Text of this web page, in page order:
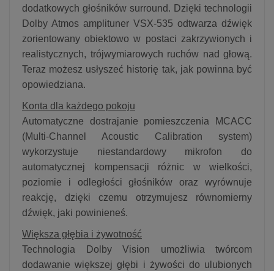
dodatkowych głośników surround. Dzięki technologii
Dolby Atmos amplituner VSX-535 odtwarza dźwięk
zorientowany obiektowo w postaci zakrzywionych i
realistycznych, trójwymiarowych ruchów nad głową.
Teraz możesz usłyszeć historię tak, jak powinna być
opowiedziana.
Konta dla każdego pokoju
Automatyczne dostrajanie pomieszczenia MCACC
(Multi-Channel Acoustic Calibration system)
wykorzystuje niestandardowy mikrofon do
automatycznej kompensacji różnic w wielkości,
poziomie i odległości głośników oraz wyrównuje
reakcję, dzięki czemu otrzymujesz równomierny
dźwięk, jaki powinieneś.
Większa głębia i żywotność
Technologia Dolby Vision umożliwia twórcom
dodawanie większej głębi i żywości do ulubionych